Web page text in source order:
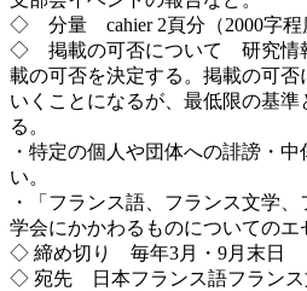
◇ 分量 cahier 2頁分（2000字程
◇ 掲載の可否について 研究情
載の可否を決定する。掲載の可
いくことになるが、最低限の基
る。
・特定の個人や団体への誹謗・
い。
・「フランス語、フランス文学
学会にかかわるものについてのエ
◇ 締め切り 毎年3月・9月末日
◇ 宛先 日本フランス語フランス